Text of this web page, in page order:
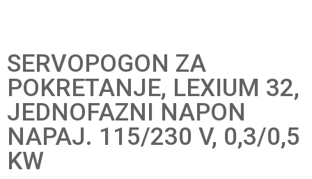
SERVOPOGON ZA
POKRETANJE, LEXIUM 32,
JEDNOFAZNI NAPON
NAPAJ. 115/230 V, 0,3/0,5
KW